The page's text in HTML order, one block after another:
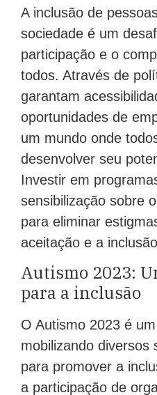
A inclusão de
sociedade é um
participação e o
todos. Através de
garantam
oportunidades de
um mundo onde
desenvolver seu
Investir em
sensibilização sobre
para eliminar
aceitação e a
Autismo 2023:
para a inclusão
O Autismo 2023 é
mobilizando diversos
para promover a
a participação de